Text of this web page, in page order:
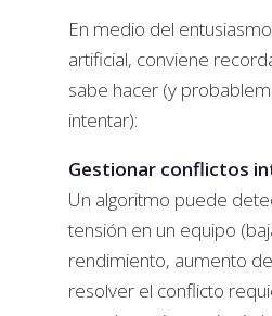
En medio del
artificial, conviene
sabe hacer (y
intentar):
Gestionar conflictos
Un algoritmo puede
tensión en un equipo
rendimiento, aumento
resolver el conflicto